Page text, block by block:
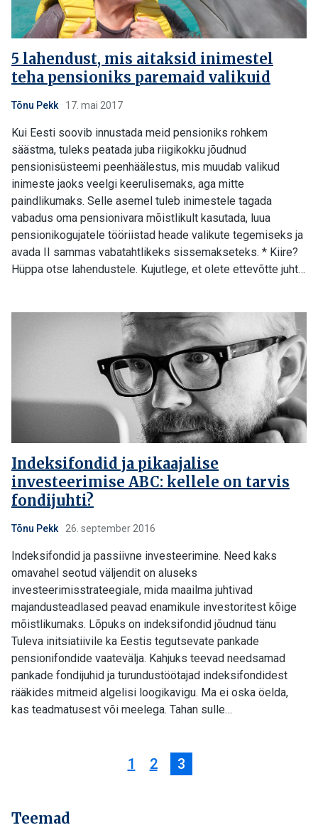
5 lahendust, mis aitaksid inimestel
teha pensioniks paremaid valikuid
Tõnu Pekk 17. mai 2017
Kui Eesti soovib innustada meid pensioniks rohkem
säästma, tuleks peatada juba riigikokku jõudnud
pensionisüsteemi peenhäälestus, mis muudab valikud
inimeste jaoks veelgi keerulisemaks, aga mitte
paindlikumaks. Selle asemel tuleb inimestele tagada
vabadus oma pensionivara mõistlikult kasutada, luua
pensionikogujatele tööriistad heade valikute tegemiseks ja
avada II sammas vabatahtlikeks sissemakseteks. * Kiire?
Hüppa otse lahendustele. Kujutlege, et olete ettevõtte juht…
Indeksifondid ja pikaajalise
investeerimise ABC: kellele on tarvis
fondijuhti?
Tõnu Pekk 26. september 2016
Indeksifondid ja passiivne investeerimine. Need kaks
omavahel seotud väljendit on aluseks
investeerimisstrateegiale, mida maailma juhtivad
majandusteadlased peavad enamikule investoritest kõige
mõistlikumaks. Lõpuks on indeksifondid jõudnud tänu
Tuleva initsiatiivile ka Eestis tegutsevate pankade
pensionifondide vaatevälja. Kahjuks teevad needsamad
pankade fondijuhid ja turundustöötajad indeksifondidest
rääkides mitmeid algelisi loogikavigu. Ma ei oska öelda,
kas teadmatusest või meelega. Tahan sulle…
1 2 3
Teemad